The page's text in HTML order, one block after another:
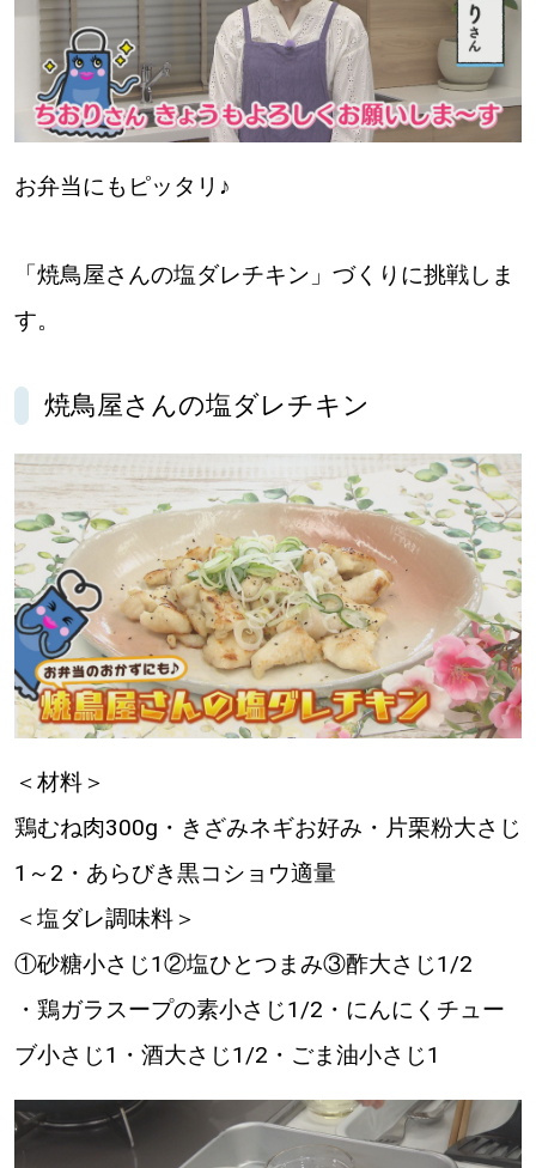
お弁当にもピッタリ♪
「焼鳥屋さんの塩ダレチキン」づくりに挑戦しま
す。
焼鳥屋さんの塩ダレチキン
＜材料＞
鶏むね肉300g・きざみネギお好み・片栗粉大さじ
1～2・あらびき黒コショウ適量
＜塩ダレ調味料＞
①砂糖小さじ1②塩ひとつまみ③酢大さじ1/2
・鶏ガラスープの素小さじ1/2・にんにくチュー
ブ小さじ1・酒大さじ1/2・ごま油小さじ1